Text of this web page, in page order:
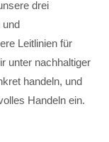
drei
und
Leitlinien für
unter nachhaltiger
handeln, und
Handeln ein.